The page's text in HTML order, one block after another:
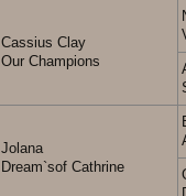
Cassius Clay
Our Champions
Jolana
Dream`sof Cathrine